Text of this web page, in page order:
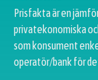
Prisfakta är en
privatekonomiska
som konsument
operatör/bank för